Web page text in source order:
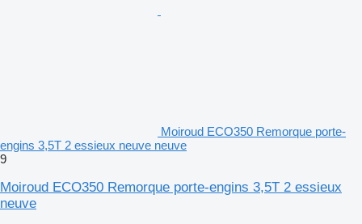
Moiroud ECO350 Remorque porte-
engins 3,5T 2 essieux neuve neuve
9
Moiroud ECO350 Remorque porte-engins 3,5T 2 essieux
neuve